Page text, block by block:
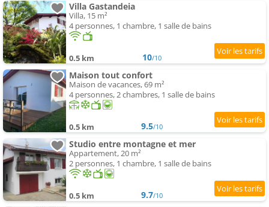
Villa Gastandeia
Villa, 15 m²
4 personnes, 1 chambre, 1 salle de bains
0.5 km 10/10
Maison tout confort
Maison de vacances, 69 m²
4 personnes, 2 chambres, 1 salle de bains
0.5 km 9.5/10
Studio entre montagne et mer
Appartement, 20 m²
2 personnes, 1 chambre, 1 salle de bains
0.5 km 9.7/10